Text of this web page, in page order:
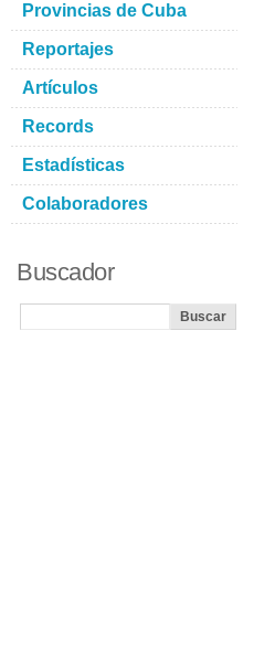
Provincias de Cuba
Reportajes
Artículos
Records
Estadísticas
Colaboradores
Buscador